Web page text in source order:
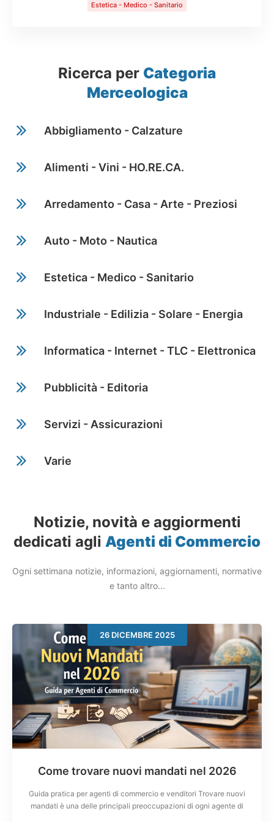
Estetica - Medico - Sanitario
Ricerca per Categoria
Merceologica
Abbigliamento - Calzature
Alimenti - Vini - HO.RE.CA.
Arredamento - Casa - Arte - Preziosi
Auto - Moto - Nautica
Estetica - Medico - Sanitario
Industriale - Edilizia - Solare - Energia
Informatica - Internet - TLC - Elettronica
Pubblicità - Editoria
Servizi - Assicurazioni
Varie
Notizie, novità e aggiormenti
dedicati agli Agenti di Commercio
Ogni settimana notizie, informazioni, aggiornamenti, normative
e tanto altro...
26 DICEMBRE 2025
Come trovare nuovi mandati nel 2026
Guida pratica per agenti di commercio e venditori Trovare nuovi
mandati è una delle principali preoccupazioni di ogni agente di